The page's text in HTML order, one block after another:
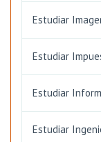
Estudiar
Estudiar
Estudiar
Estudiar